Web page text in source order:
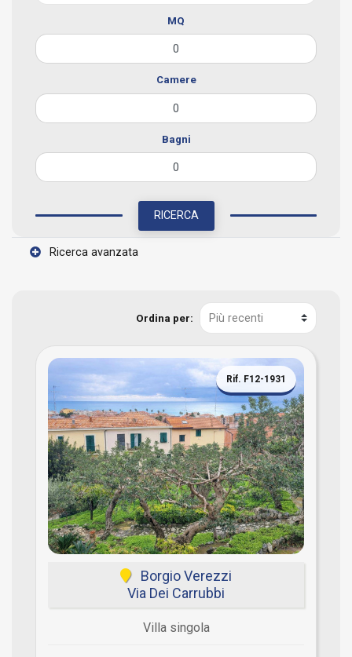
MQ
Camere
Bagni
RICERCA
Ricerca avanzata
Ordina per:
Rif. F12-1931
Borgio Verezzi
Via Dei Carrubbi
Villa singola